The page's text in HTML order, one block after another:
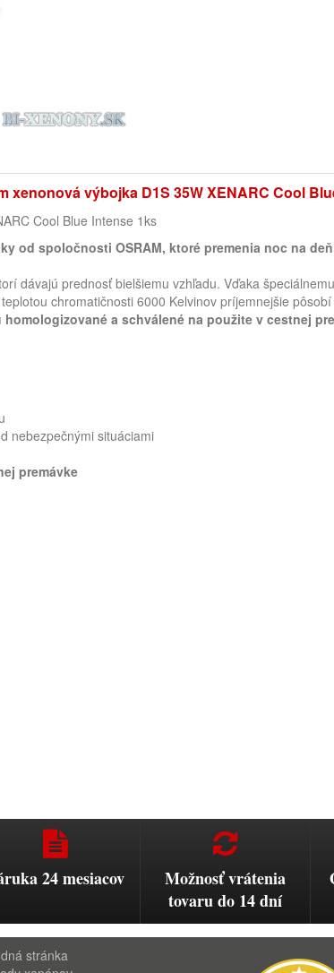
xenonová výbojka D1S 35W XENARC Cool
Cool Blue Intense 1ks
od spoločnosti OSRAM, ktoré premenia noc na
dávajú prednosť bielšiemu vzhľadu. Vďaka
chromatičnosti 6000 Kelvinov príjemnejšie
homologizované a schválené na použite v cestnej
nebezpečnými situáciami
premávke
24 mesiacov
Možnosť vrátenia
tovaru do 14 dní
stránka